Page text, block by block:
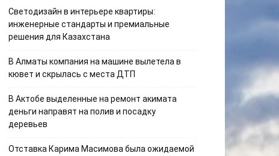
Светодизайн в интерьере квартиры:
инженерные стандарты и премиальные
решения для Казахстана
В Алматы компания на машине вылетела в
кювет и скрылась с места ДТП
В Актобе выделенные на ремонт акимата
деньги направят на полив и посадку
деревьев
Отставка Карима Масимова была ожидаемой